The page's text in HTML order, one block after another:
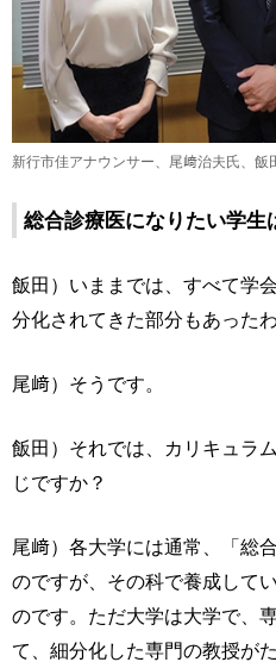
新行市佳アナウンサー、尾﨑治夫氏、飯
総合診療医になりたい学生
飯田）いままでは、すべて学
分化されてきた部分もあった
尾﨑）そうです。
飯田）それでは、カリキュラ
じですか？
尾﨑）各大学には通常、「総
のですが、その科で養成して
のです。ただ大学は大学で、
て、細分化した専門の教授が